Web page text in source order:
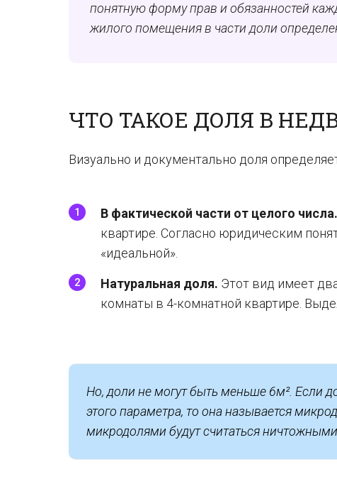
понятную форму прав и обязанностей
жилого помещения в части доли
ЧТО ТАКОЕ ДОЛЯ В
Визуально и документально доля
В фактической части от целого числа.
квартире. Согласно юридическим
«идеальной».
Натуральная доля. Этот вид имеет
комнаты в 4-комнатной квартире.
Но, доли не могут быть меньше 6м². Если
этого параметра, то она называется
микродолями будут считаться